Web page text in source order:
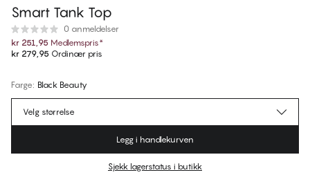
Smart Tank Top
0 anmeldelser
kr 251,95 Medlemspris*
kr 279,95 Ordinær pris
Farge: Black Beauty
Ingen forslag til størrelse på dette produktet
Velg størrelse
Legg i handlekurven
Sjekk lagerstatus i butikk